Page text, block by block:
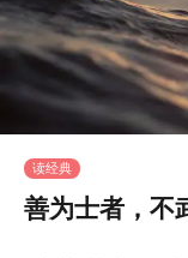
读经典
善为士者，不